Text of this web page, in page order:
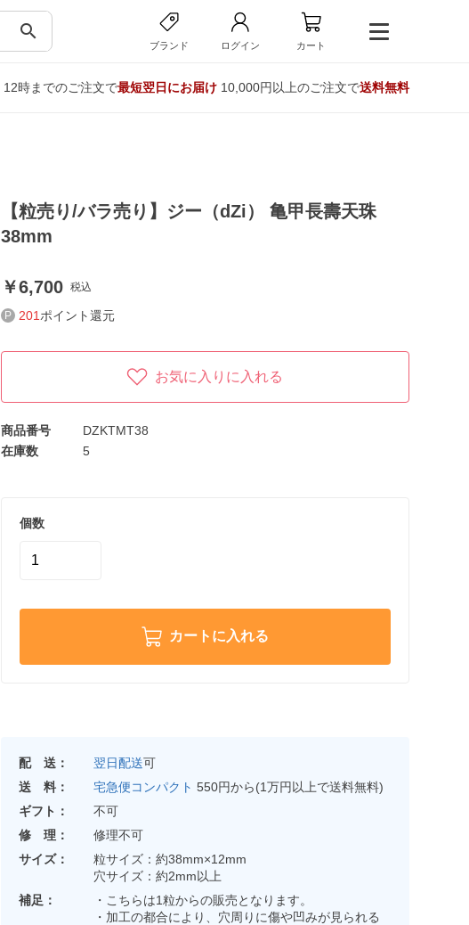
search
ブランド ログイン カート
12時までのご注文で最短翌日にお届け10,000円以上のご注文で送料無料
【粒売り/バラ売り】ジー（dZi） 亀甲長壽天珠
38mm
6,700 税込
201 ポイント還元
お気に入りに入れる
商品番号
DZKTMT38
在庫数
5
個数
カートに入れる
配 送： 翌日配送可
送 料：
宅急便コンパクト 550円から(1万円以上で送料無料)
ギフト：
不可
修 理：
修理不可
サイズ：
粒サイズ：約38mm×12mm
穴サイズ：約2mm以上
補足：
・こちらは1粒からの販売となります。
・加工の都合により、穴周りに傷や凹みが見られる